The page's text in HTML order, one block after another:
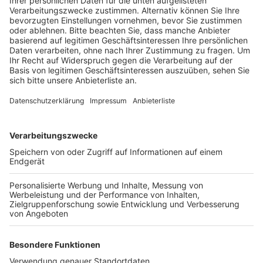
Anzeige
Denn die sorgen dafür, dass das Korn an Qualität
verliert, sagt Landwirt Jochen Groß aus Pulheim-
Stommeln. Es besteht die Gefahr, dass der
mehr als Backweizen verkauft werden, heißt es. Diese
Wetterschwankungen wirken sich neben dem Getreide
außerdem auch auf andere Obst- und Gemüsesorten
aus, heißt es. So hätten in den letzten Wochen
beispielsweise Tomaten oder Melonen abreifen und
Geschmack entwickeln sollen – dafür war es nach
Angaben von Groß aber einfach zu kalt und zu nass.